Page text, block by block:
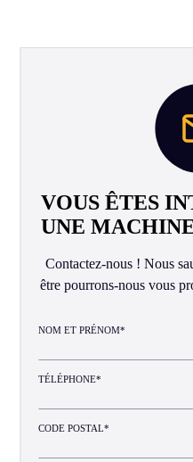
VOUS ÊTES
UNE
Contactez-nous ! Nous
être pourrons-nous vous
NOM ET PRÉNOM*
TÉLÉPHONE*
CODE POSTAL*